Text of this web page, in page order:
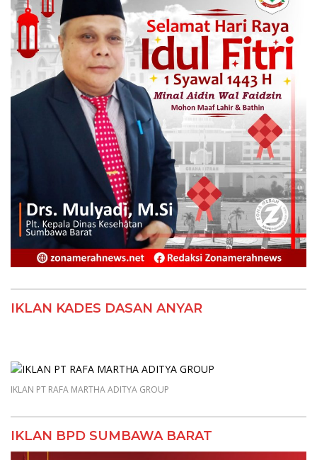
IKLAN KADES DASAN ANYAR
IKLAN PT RAFA MARTHA ADITYA GROUP
IKLAN BPD SUMBAWA BARAT